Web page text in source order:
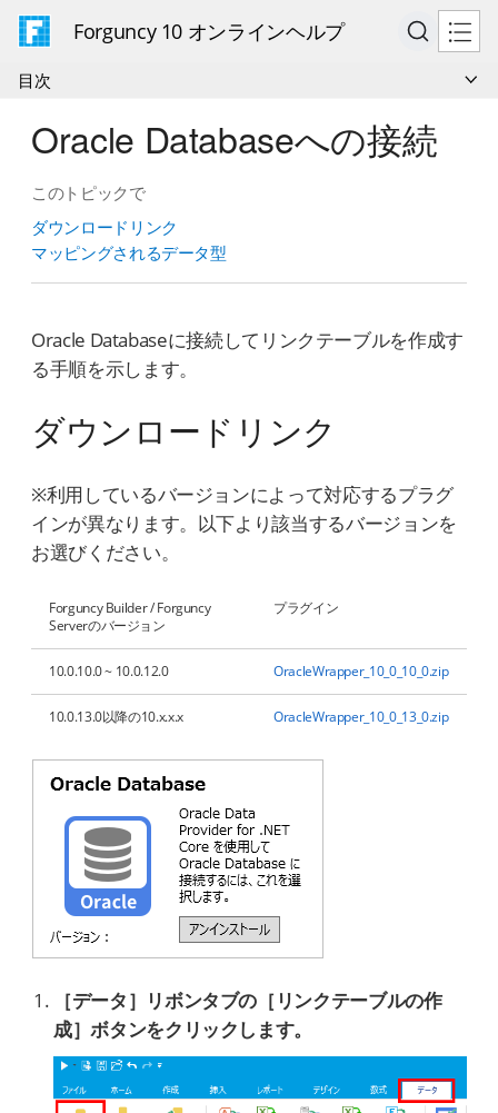
Forguncy 10 オンラインヘルプ
目次
Oracle Databaseへの接続
このトピックで
ダウンロードリンク
マッピングされるデータ型
Oracle Databaseに接続してリンクテーブルを作成す
る手順を示します。
ダウンロードリンク
※利用しているバージョンによって対応するプラグ
インが異なります。以下より該当するバージョンを
お選びください。
Forguncy Builder / Forguncy
Serverのバージョン
プラグイン
10.0.10.0 ~ 10.0.12.0 OracleWrapper_10_0_10_0.zip
10.0.13.0以降の10.x.x.x OracleWrapper_10_0_13_0.zip
［データ］リボンタブの［リンクテーブルの作
成］ボタンをクリックします。